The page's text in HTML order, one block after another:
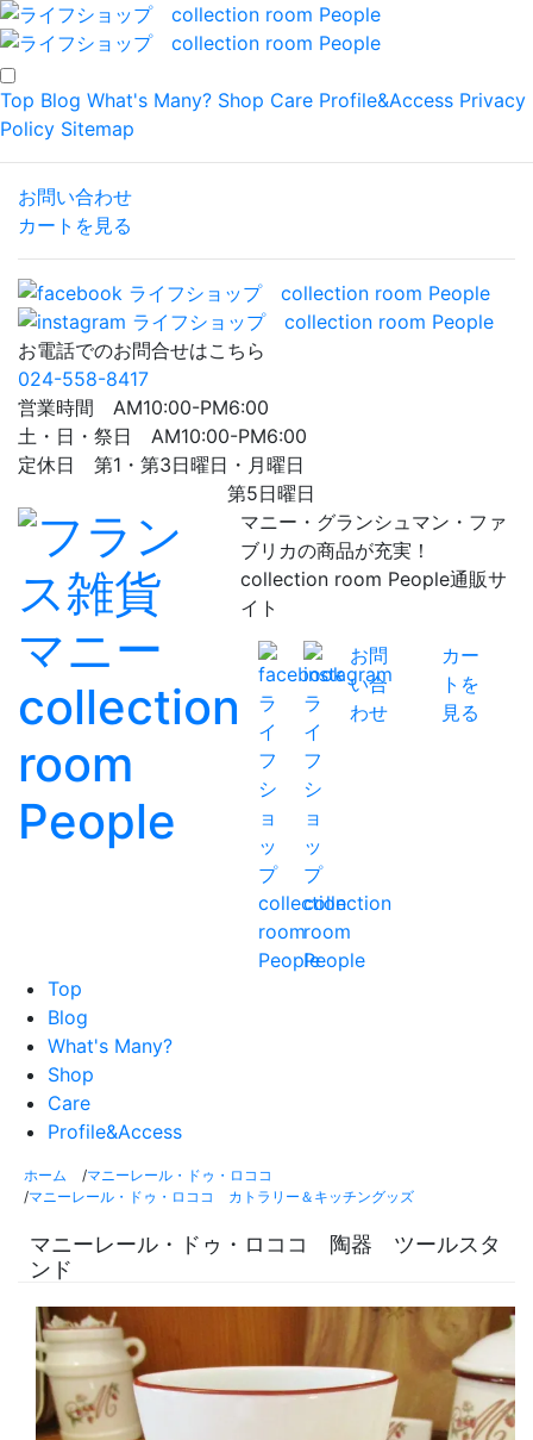
Top Blog What's Many? Shop Care Profile&Access Privacy
Policy Sitemap
お問い合わせ
カートを見る
お電話でのお問合せはこちら
024-558-8417
営業時間 AM10:00-PM6:00
土・日・祭日 AM10:00-PM6:00
定休日 第1・第3日曜日・月曜日
第5日曜日
マニー・グランシュマン・ファ
ブリカの商品が充実！
collection room People通販サ
イト
お問
い合
わせ
カー
トを
見る
Top
Blog
What's Many?
Shop
Care
Profile&Access
ホーム /マニーレール・ドゥ・ロココ
/マニーレール・ドゥ・ロココ カトラリー＆キッチングッズ
マニーレール・ドゥ・ロココ 陶器 ツールスタ
ンド